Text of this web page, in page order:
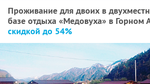
Проживание для двоих в
базе отдыха «Медовуха» в Горном
скидкой до 54%